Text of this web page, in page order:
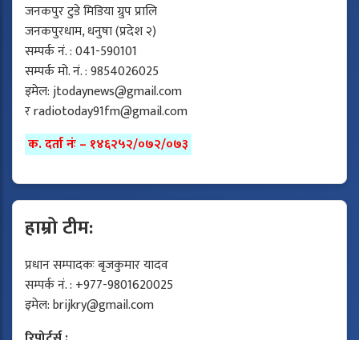
जनकपुर टुडे मिडिया ग्रुप प्रालि
जनकपुरधाम, धनुषा (प्रदेश २)
सम्पर्क नं. : 041-590101
सम्पर्क मो. नं. : 9854026025
इमेल:jtodaynews@gmail.com
रradiotoday91fm@gmail.com
क. दर्ता नंः – १४६२५२/०७२/०७३
हाम्रो टीम:
प्रधान सम्पादकः बृजकुमार यादव
सम्पर्क नं. : +977-9801620025
इमेल:brijkry@gmail.com